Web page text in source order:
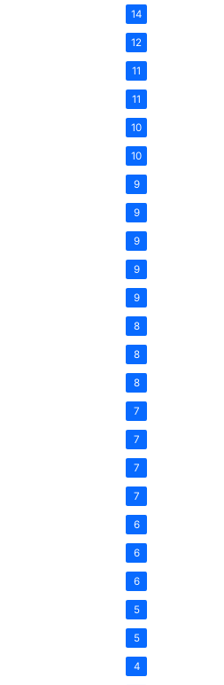
14
12
11
11
10
10
9
9
9
9
9
8
8
8
7
7
7
7
6
6
6
5
5
4